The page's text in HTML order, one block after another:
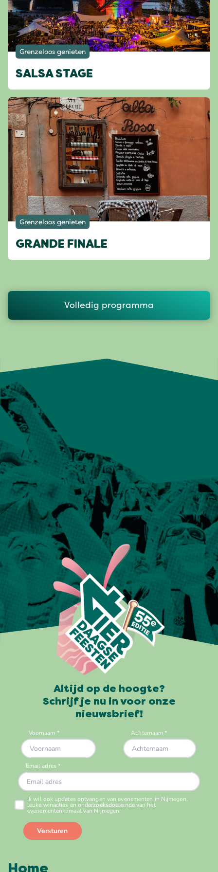
Grenzeloos genieten
SALSA STAGE
Grenzeloos genieten
GRANDE FINALE
Volledig programma
Altijd op de hoogte?
Schrijf je nu in voor onze
nieuwsbrief!